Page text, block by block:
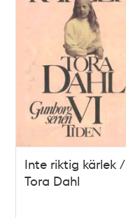
Inte riktig kärlek /
Tora Dahl